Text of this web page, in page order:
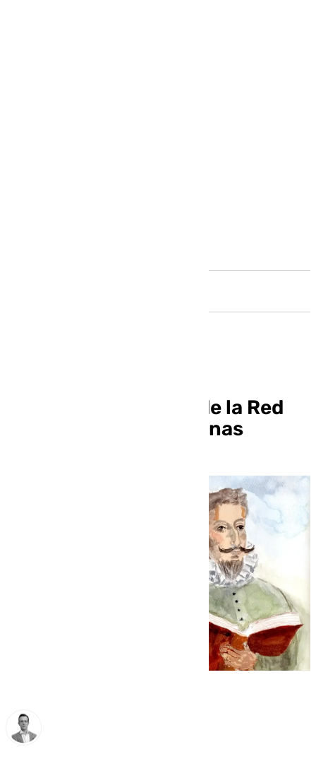
Teba ya forma parte de la Red
de Ciudades Cervantinas